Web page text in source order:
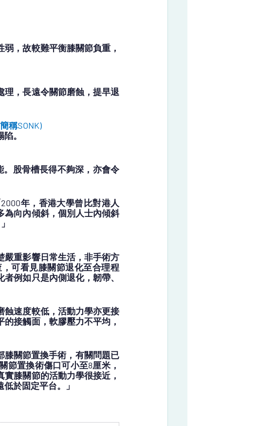
，故較難平衡膝關節負重，
理，長遠令關節磨蝕，提早退
稱SONK)
。
。股骨槽長得不夠深，亦會令
年，香港大學曾比對港人
為向內傾斜，個別人士內傾斜
嚴重影響日常生活，非手術方
可看見膝關節退化至合理程
例如只是內側退化，韌帶、
蝕速度較低，活動力學亦更接
接觸面，軟膠壓力不平均，
膝關節置換手術，有關問題已
節置換術傷口可小至8厘米，
膝關節的活動力學很接近，
於固定平台。」